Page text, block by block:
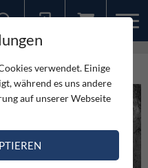
(4)
verwendet. Einige
während es uns andere
auf unserer Webseite